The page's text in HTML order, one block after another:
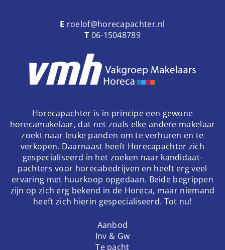
E roelof@horecapachter.nl
T 06-15048789
Horecapachter is in principe een gewone
horecamakelaar, dat net zoals elke andere makelaar
zoekt naar leuke panden om te verhuren en te
verkopen. Daarnaast heeft Horecapachter zich
gespecialiseerd in het zoeken naar kandidaat-
pachters voor horecabedrijven en heeft erg veel
ervaring met huurkoop opgedaan. Beide begrippen
zijn op zich erg bekend in de Horeca, maar niemand
heeft zich hierin gespecialiseerd. Tot nu!
Aanbod
Inv & Gw
Te pacht